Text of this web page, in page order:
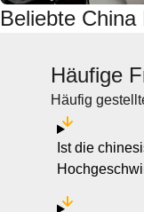
Beliebte China
Häufige
Häufig
Ist die